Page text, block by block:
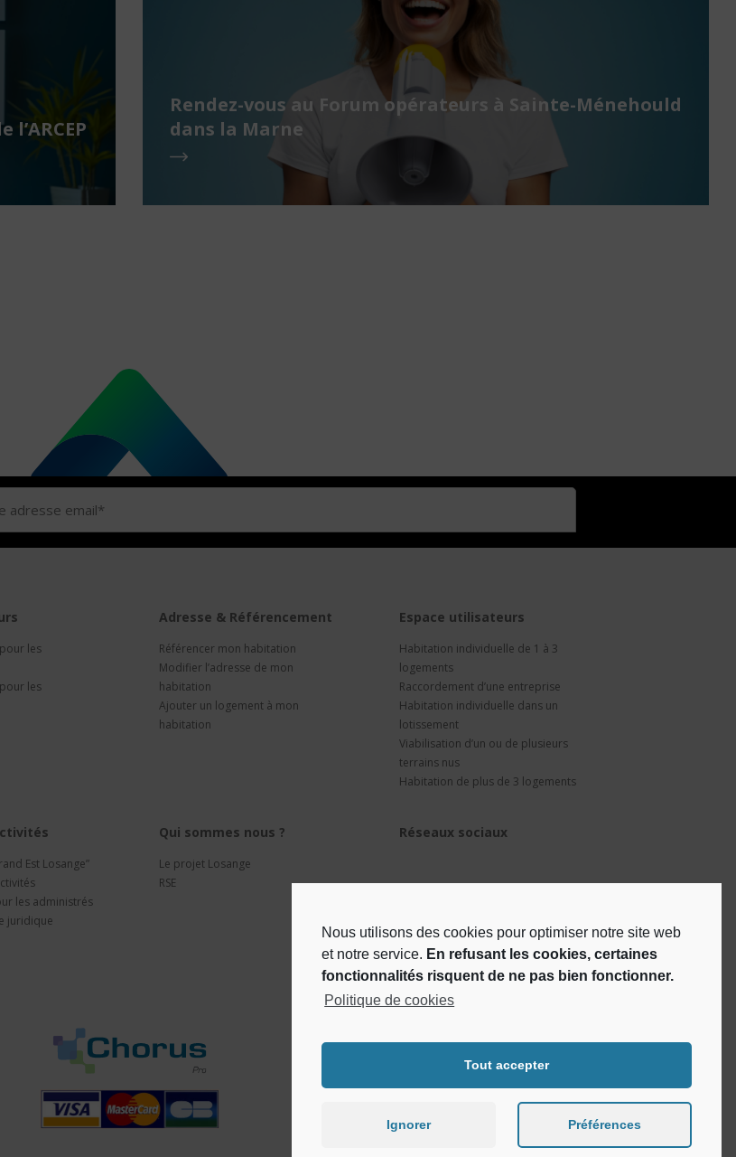
Nous utilisons des cookies pour optimiser notre site web
et notre service. En refusant les cookies, certaines
fonctionnalités risquent de ne pas bien fonctionner.
Politique de cookies
Tout accepter
Ignorer Préférences
Rendez-vous au Forum opérateurs à Sainte-Ménehould
dans la Marne
les
les
Adresse & Référencement
Référencer mon habitation
Modifier l’adresse de mon
habitation
Ajouter un logement à mon
habitation
Espace utilisateurs
Habitation individuelle de 1 à 3
logements
Raccordement d’une entreprise
Habitation individuelle dans un
lotissement
Viabilisation d’un ou de plusieurs
terrains nus
Habitation de plus de 3 logements
Est Losange”
les administrés
juridique
Qui sommes nous ?
Le projet Losange
RSE
Réseaux sociaux